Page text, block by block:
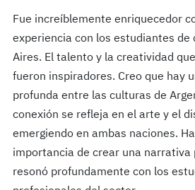
Fue increíblemente enriquecedor
experiencia con los estudiantes de
Aires. El talento y la creatividad
fueron inspiradores. Creo que hay
profunda entre las culturas de
conexión se refleja en el arte y el
emergiendo en ambas naciones.
importancia de crear una narrativa
resonó profundamente con los